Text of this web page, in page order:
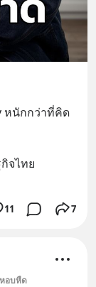
หนักกว่าที่คิด
จไทย
11 7
อบหืด